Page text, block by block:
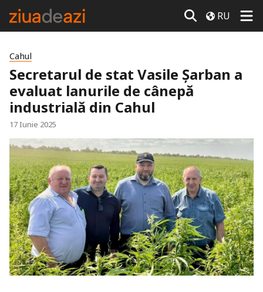
RU
Cahul
Secretarul de stat Vasile Șarban a
evaluat lanurile de cânepă
industrială din Cahul
17 Iunie 2025